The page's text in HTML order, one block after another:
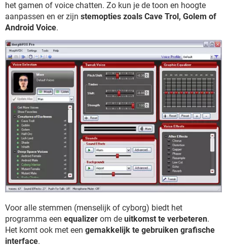
het gamen of voice chatten. Zo kun je de toon en hoogte
aanpassen en er zijn stemopties zoals Cave Trol, Golem of
Android Voice.
Voor alle stemmen (menselijk of cyborg) biedt het
programma een equalizer om de uitkomst te verbeteren.
Het komt ook met een gemakkelijk te gebruiken grafische
interface.